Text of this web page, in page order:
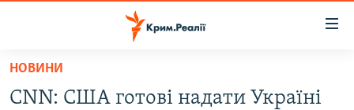
Перейти
основного
НОВИНИ
CNN: США готові надати Україні